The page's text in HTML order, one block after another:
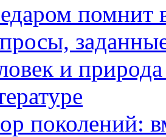
помнит
и
поколений: